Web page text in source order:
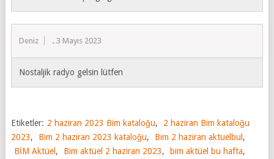
Deniz 23 Mayıs 2023
Nostaljik radyo gelsin lütfen
Etiketler: 2 haziran 2023 Bim kataloğu,
2 haziran Bim kataloğu
2023, Bim 2 haziran 2023 kataloğu, Bim 2 haziran aktuelbul,
BİM Aktüel, Bim aktüel 2 haziran 2023, bim aktüel bu hafta,